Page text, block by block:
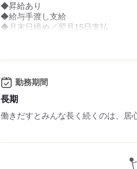
◆昇給あり
◆給与手渡し支給
◆月末日締め／翌月15日支払
勤務期間
長期
働きだすとみんな長く続くのは、居